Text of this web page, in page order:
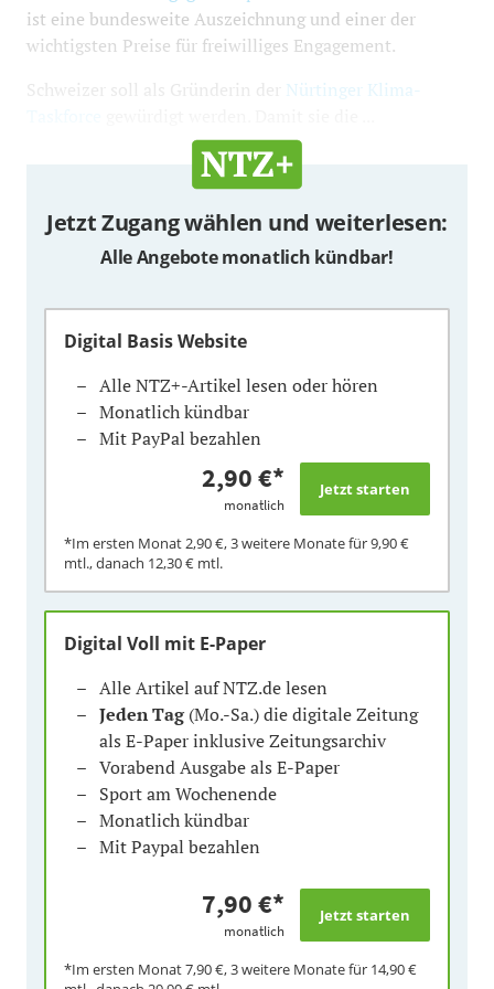
ist eine bundesweite Auszeichnung und einer der
wichtigsten Preise für freiwilliges Engagement.
Schweizer soll als Gründerin der Nürtinger Klima-
Jetzt Zugang wählen und weiterlesen:
Alle Angebote monatlich kündbar!
Digital Basis Website
Alle NTZ+-Artikel lesen oder hören
Monatlich kündbar
Mit PayPal bezahlen
2,90 €*
monatlich
*Im ersten Monat2,90 €, 3 weitere Monate für9,90 €
mtl., danach 12,30 € mtl.
Digital Voll mit E-Paper
Alle Artikel auf NTZ.de lesen
Jeden Tag(Mo.-Sa.) die digitale Zeitung
als E-Paper inklusive Zeitungsarchiv
Vorabend Ausgabe als E-Paper
Sport am Wochenende
Monatlich kündbar
Mit Paypal bezahlen
7,90 €*
monatlich
*Im ersten Monat7,90 €, 3 weitere Monate für 14,90 €